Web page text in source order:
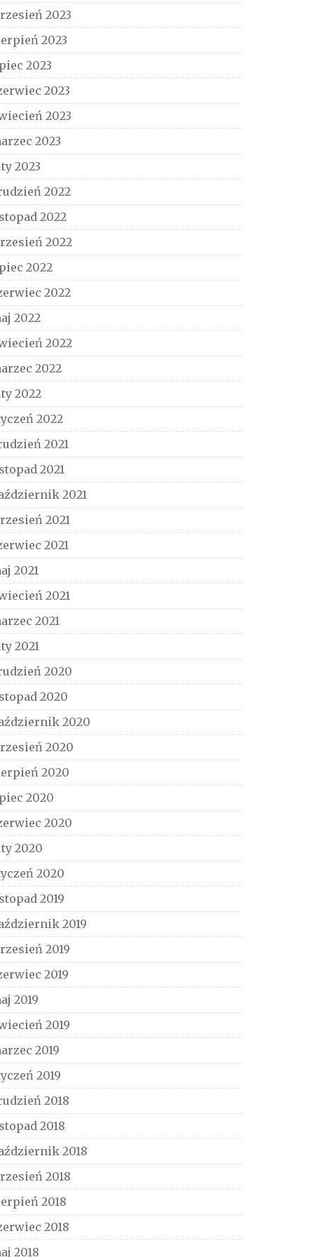
2023
2023
2023
2023
2023
2023
2023
2022
2022
2022
2022
2022
2022
2022
2022
2022
2022
2021
2021
2021
2021
2021
2021
2021
2021
2021
2020
2020
2020
2020
2020
2020
2020
2020
2020
2019
2019
2019
2019
2019
2019
2019
2019
2018
2018
2018
2018
2018
2018
2018